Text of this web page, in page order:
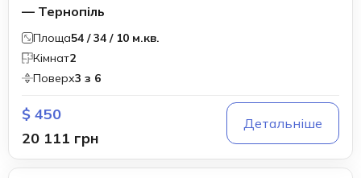
— Тернопіль
Площа54 / 34 / 10 м.кв.
Кімнат2
Поверх3 з 6
$ 450
20 111 грн
Детальніше